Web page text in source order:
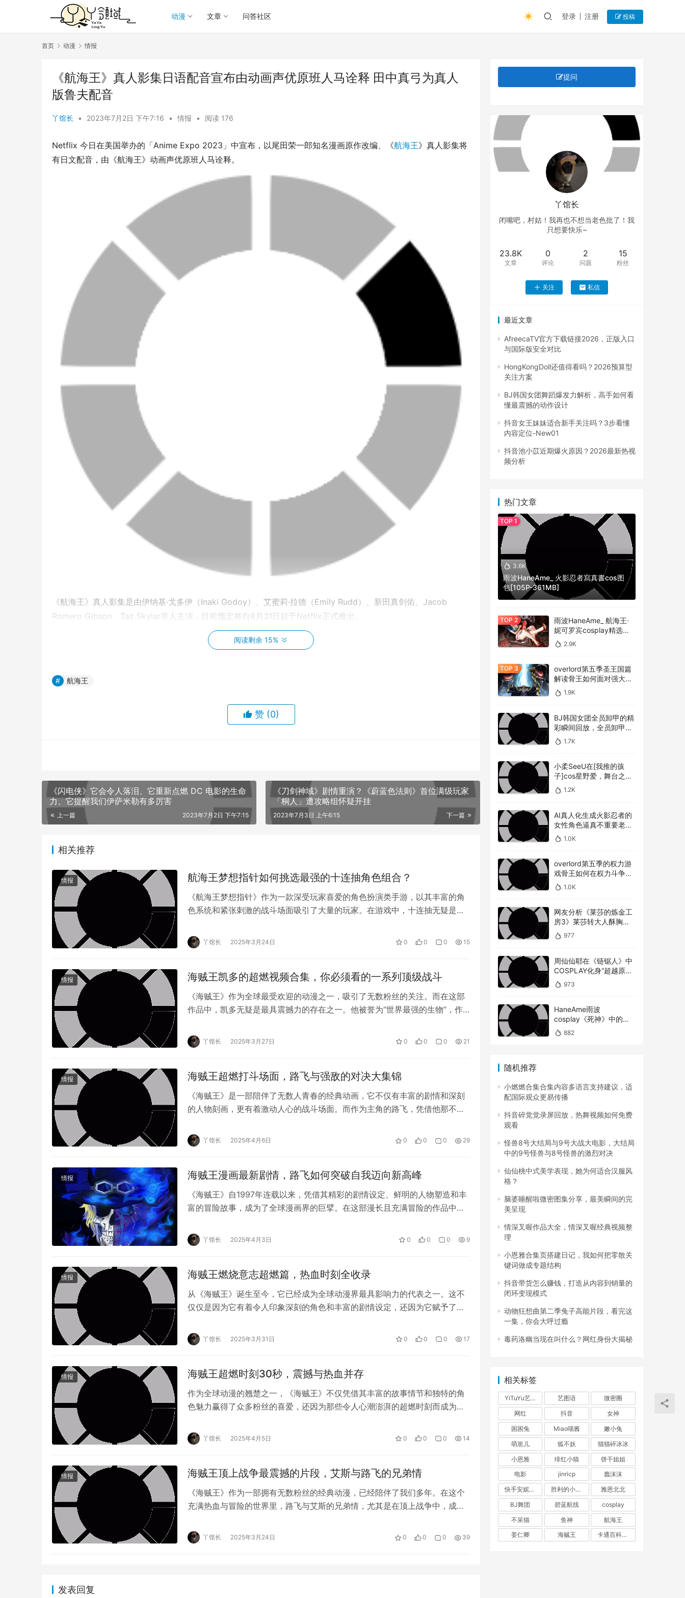
动漫 文章 问答社区 登录 注册 投稿
首页 动漫 情报
《航海王》真人影集日语配音宣布由动画声优原班人马诠释 田中真弓为真人
版鲁夫配音
丫馆长 • 2023年7月2日 下午7:16 • 情报 • 阅读 176
Netflix 今日在美国举办的「Anime Expo 2023」中宣布，以尾田荣一郎知名漫画原作改编、《航海王》真人影集将
有日文配音，由《航海王》动画声优原班人马诠释。
《航海王》真人影集是由伊纳基·戈多伊（Inaki Godoy）、艾蜜莉·拉德（Emily Rudd）、新田真剑佑、Jacob
Romero Gibson、Taz Skylar等人主演，目前预定将自8月31日起于Netflix正式推出。
Netflix 今日藉由影片公开《航海王》真人影集日文语音版本消息，由动画版原班人马担任包括鲁夫：田中真弓、索
隆：中井和哉、娜美：冈村明美、骗人布：山口胜平、香吉士：平田广明。 在影片中，饰演鲁夫的伊纳基·戈多伊特
《航海王》真人影集预定 8 月 31 日起于 Netflix 正式推出。
阅读剩余 15%
原创文章，作者：丫馆长，如若转载，请注明出处：https://www.yayashenghuo.com/10329.html
航海王
赞 (0)
《闪电侠》它会令人落泪、它重新点燃 DC 电影的生命
力、它提醒我们伊萨米勒有多厉害
上一篇 2023年7月2日 下午7:15
《刀剑神域》剧情重演？《蔚蓝色法则》首位满级玩家
「桐人」遭攻略组怀疑开挂
下一篇
2023年7月3日 上午6:15
相关推荐
情报 航海王梦想指针如何挑选最强的十连抽角色组合？
《航海王梦想指针》作为一款深受玩家喜爱的角色扮演类手游，以其丰富的角
色系统和紧张刺激的战斗场面吸引了大量的玩家。在游戏中，十连抽无疑是玩
丫馆长 2025年3月24日 0 0 0 15
情报 海贼王凯多的超燃视频合集，你必须看的一系列顶级战斗
《海贼王》作为全球最受欢迎的动漫之一，吸引了无数粉丝的关注。而在这部
作品中，凯多无疑是最具震撼力的存在之一。他被誉为“世界最强的生物”，作
丫馆长 2025年3月27日 0 0 0 21
情报 海贼王超燃打斗场面，路飞与强敌的对决大集锦
《海贼王》是一部陪伴了无数人青春的经典动画，它不仅有丰富的剧情和深刻
的人物刻画，更有着激动人心的战斗场面。而作为主角的路飞，凭借他那不屈
丫馆长 2025年4月6日 0 0 0 29
情报 海贼王漫画最新剧情，路飞如何突破自我迈向新高峰
《海贼王》自1997年连载以来，凭借其精彩的剧情设定、鲜明的人物塑造和丰
富的冒险故事，成为了全球漫画界的巨擘。在这部漫长且充满冒险的作品中，
丫馆长 2025年4月3日 0 0 0 9
情报 海贼王燃烧意志超燃篇，热血时刻全收录
从《海贼王》诞生至今，它已经成为全球动漫界最具影响力的代表之一。这不
仅仅是因为它有着令人印象深刻的角色和丰富的剧情设定，还因为它赋予了观
丫馆长 2025年3月31日 0 0 0 17
情报 海贼王超燃时刻30秒，震撼与热血并存
作为全球动漫的翘楚之一，《海贼王》不仅凭借其丰富的故事情节和独特的角
色魅力赢得了众多粉丝的喜爱，还因为那些令人心潮澎湃的超燃时刻而成为了
丫馆长 2025年4月5日 0 0 0 14
情报 海贼王顶上战争最震撼的片段，艾斯与路飞的兄弟情
《海贼王》作为一部拥有无数粉丝的经典动漫，已经陪伴了我们多年。在这个
充满热血与冒险的世界里，路飞与艾斯的兄弟情，尤其是在顶上战争中，成为
丫馆长 2025年3月24日 0 0 0 39
发表回复
提问
丫馆长
闭嘴吧，村姑！我再也不想当老色批了！我
只想要快乐~
23.8K
文章
0
评论
2
问题
15
粉丝
关注 私信
最近文章
AfreecaTV官方下载链接2026，正版入口
与国际版安全对比
HongKongDoll还值得看吗？2026预算型
关注方案
BJ韩国女团舞蹈爆发力解析，高手如何看
懂最震撼的动作设计
抖音女王妹妹适合新手关注吗？3步看懂
内容定位-New01
抖音池小苡近期爆火原因？2026最新热视
频分析
热门文章
3.6K
雨波HaneAme_ 火影忍者寫真書cos图
包[105P-361MB]
雨波HaneAme_ 航海王·
妮可罗宾cosplay精选作
品 [34P-134MB]
2.9K
overlord第五季圣王国篇
解读骨王如何面对强大的
敌人，overlord第五季圣
王国篇深度解析骨王与敌
1.9K
BJ韩国女团全员卸甲的精
彩瞬间回放，全员卸甲视
频如何观看BJ韩国女团成
员的最精彩时刻？
1.7K
小柔SeeU在[我推的孩
子]cos星野爱，舞台之星
闪耀迷人
1.2K
AI真人化生成火影忍者的
女性角色逼真不重要老婆
美不美才是重点！
1.0K
overlord第五季的权力游
戏骨王如何在权力斗争中
崭露头角，overlord第五
季权力博弈骨王如何在复
1.0K
网友分析《莱莎的炼金工
房3》莱莎转大人酥胸蜜
大腿对比以前超有感！
977
周仙仙耶在《链锯人》中
COSPLAY化身“超越原版”
的玛奇玛
973
HaneAme雨波
cosplay《死神》中的松
本乱菊
882
随机推荐
小燃燃合集合集内容多语言支持建议，适
配国际观众更易传播
抖音碎觉觉录屏回放，热舞视频如何免费
观看
怪兽8号大结局与9号大战大电影，大结局
中的9号怪兽与8号怪兽的激烈对决
仙仙桃中式美学表现，她为何适合汉服风
格？
脑婆睡醒啦微密图集分享，最美瞬间的完
美呈现
情深叉喔作品大全，情深叉喔经典视频整
理
小恩雅合集页搭建日记，我如何把零散关
键词做成专题结构
抖音带货怎么赚钱，打造从内容到销量的
闭环变现模式
动物狂想曲第二季兔子高能片段，看完这
一集，你会大呼过瘾
毒药洛幽当现在叫什么？网红身份大揭秘
相关标签
YiTuYu艺图语 艺图语
微密圈
网红
抖音
女神
困困兔
Miao喵酱
嫩小兔
萌崽儿
狐不妖
猫猫碎冰冰
小恩雅
绯红小猫
饼干姐姐
电影
jinricp
蠢沫沫
快手安妮朵朵
胜利的小生活
雅恩北北
BJ舞团
碧蓝航线
cosplay
不呆猫
鱼神
航海王
姜仁卿
海贼王 卡通百科老王